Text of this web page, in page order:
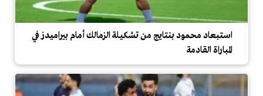
استبعاد محمود بنتايج من تشكيلة الزمالك أمام بيراميدز في
المباراة القادمة